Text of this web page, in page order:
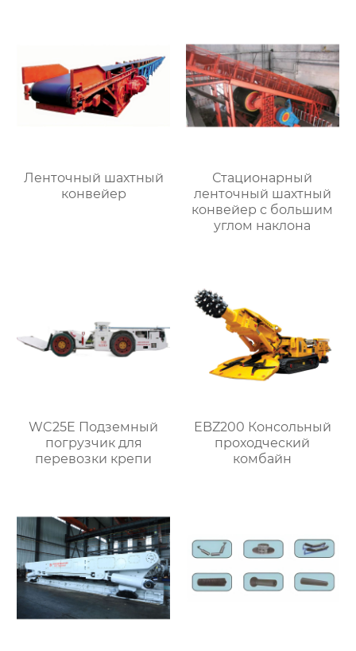
Ленточный шахтный
конвейер
Стационарный
ленточный шахтный
конвейер с большим
углом наклона
WC25E Подземный
погрузчик для
перевозки крепи
EBZ200 Консольный
проходческий
комбайн